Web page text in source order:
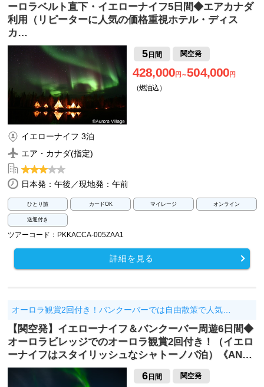
ーロラベルト直下・イエローナイフ5日間◆エアカナダ
利用（リピーターに人気の価格重視ホテル・ディス
カ…
5日間 関空発
428,000円～504,000円
（燃油込）
イエローナイフ 3泊
エア・カナダ(指定)
日本発：午後／現地発：午前
ひとり旅 カードOK マイレージ オンライン
送迎付き
ツアーコード：PKKACCA-005ZAA1
詳細を見る
オーロラ観賞2回付き！バンクーバーでは自由散策で人気…
【関空発】イエローナイフ＆バンクーバー周遊6日間◆
オーロラビレッジでのオーロラ観賞2回付き！（イエロ
ーナイフはスタイリッシュなシャトーノバ泊）《AN…
6日間 関空発